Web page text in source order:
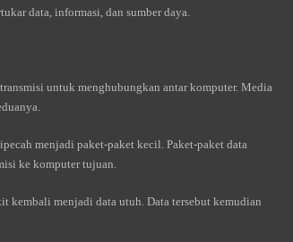
data, informasi, dan sumber daya.
untuk menghubungkan antar komputer. Media
menjadi paket-paket kecil. Paket-paket data
ke komputer tujuan.
kembali menjadi data utuh. Data tersebut kemudian